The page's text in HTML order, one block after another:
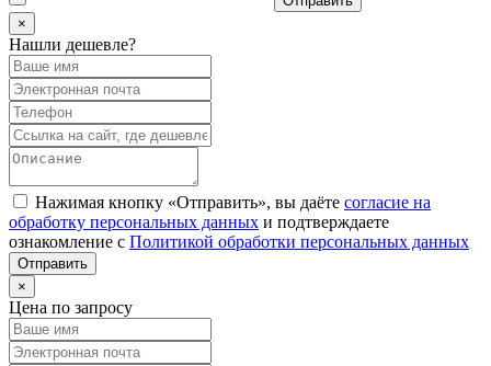
×
Нашли дешевле?
Нажимая кнопку «Отправить», вы даёте согласие на
обработку персональных данных и подтверждаете
ознакомление с Политикой обработки персональных данных
×
Цена по запросу